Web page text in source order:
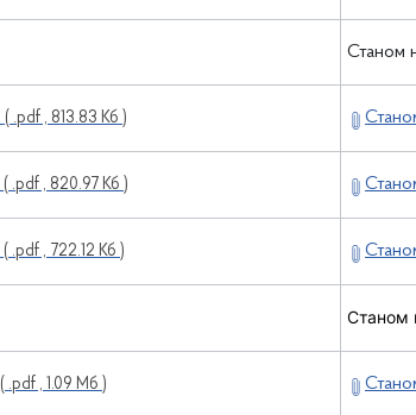
Станом
( .pdf , 813.83 Кб )
( .pdf , 820.97 Кб )
( .pdf , 722.12 Кб )
Станом
( .pdf , 1.09 Мб )